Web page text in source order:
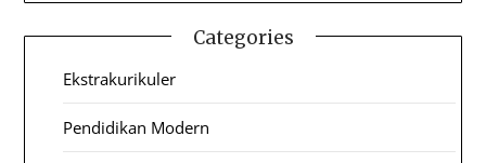
Categories
Ekstrakurikuler
Pendidikan Modern